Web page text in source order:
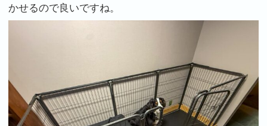
かせるので良いですね。